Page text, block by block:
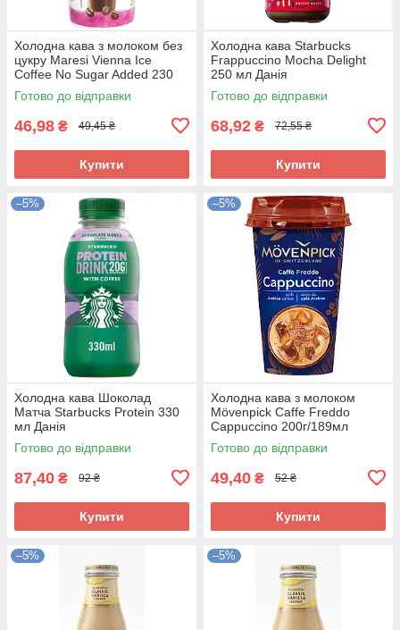
Холодна кава з молоком без
цукру Maresi Vienna Ice
Coffee No Sugar Added 230
мл Австрія
Готово до відправки
46,98 ₴ 49,45 ₴
Купити
Холодна кава Starbucks
Frappuccino Mocha Delight
250 мл Данія
Готово до відправки
68,92 ₴ 72,55 ₴
Купити
–5%
Холодна кава Шоколад
Матча Starbucks Protein 330
мл Данія
Готово до відправки
87,40 ₴ 92 ₴
Купити
–5%
Холодна кава з молоком
Mövenpick Caffe Freddo
Cappuccino 200г/189мл
Німеччина
Готово до відправки
49,40 ₴ 52 ₴
Купити
–5% –5%